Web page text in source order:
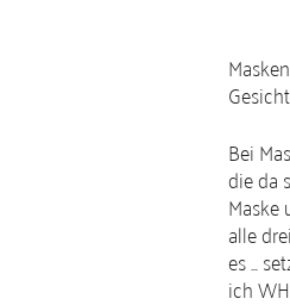
Bei
die da
Maske
alle
es …
ich